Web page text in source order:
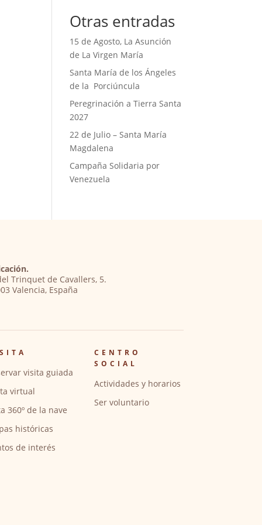
Otras entradas
15 de Agosto, La Asunción
de La Virgen María
Santa María de los Ángeles
de la Porciúncula
Peregrinación a Tierra Santa
2027
22 de Julio – Santa María
Magdalena
Campaña Solidaria por
Venezuela
Trinquet de Cavallers, 5.
Valencia, España
visita guiada
virtual
360º de la nave
históricas
de interés
CENTRO
SOCIAL
Actividades y horarios
Ser voluntario